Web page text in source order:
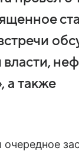
а также